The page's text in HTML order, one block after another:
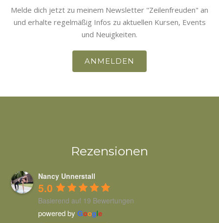
Melde dich jetzt zu meinem Newsletter "Zeilenfreuden" an
und erhalte regelmäßig Infos zu aktuellen Kursen, Events
und Neuigkeiten.
ANMELDEN
Rezensionen
Nancy Unnerstall
5.0
Basierend auf 19 Bewertungen
powered byGoogle